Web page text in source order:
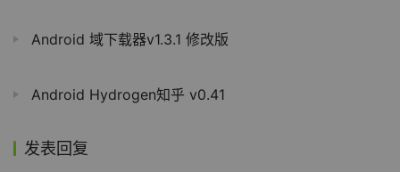
Android 域下载器v1.3.1 修改版
Android Hydrogen知乎 v0.41
发表回复